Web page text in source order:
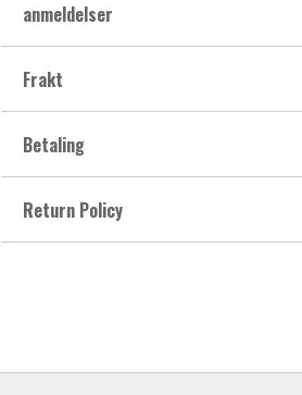
anmeldelser
Frakt
Betaling
Return Policy